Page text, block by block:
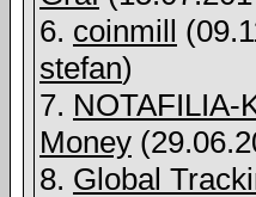
6. coinmill
stefan)
7. NOTAFILIA-
Money
8. Global